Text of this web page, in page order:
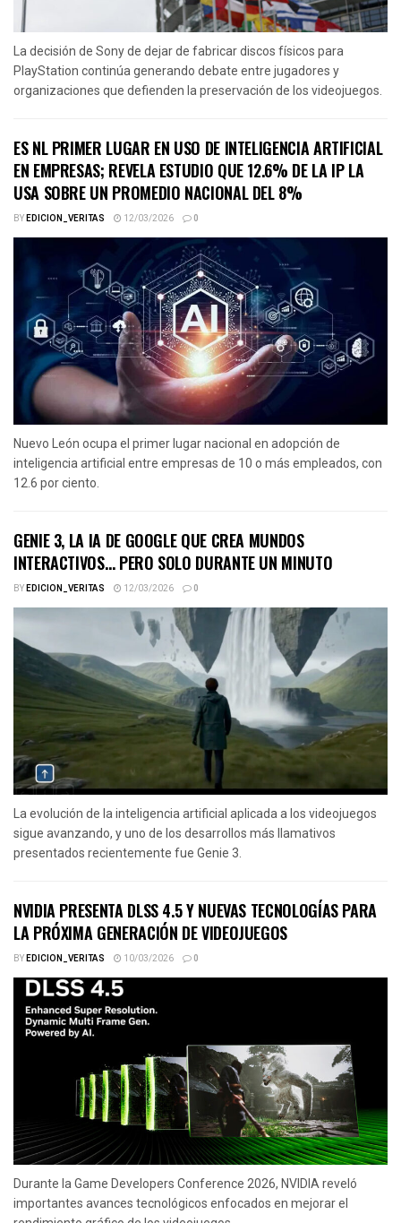
La decisión de Sony de dejar de fabricar discos físicos para
PlayStation continúa generando debate entre jugadores y
organizaciones que defienden la preservación de los videojuegos.
ES NL PRIMER LUGAR EN USO DE INTELIGENCIA ARTIFICIAL
EN EMPRESAS; REVELA ESTUDIO QUE 12.6% DE LA IP LA
USA SOBRE UN PROMEDIO NACIONAL DEL 8%
BYEDICION_VERITAS 12/03/2026 0
Nuevo León ocupa el primer lugar nacional en adopción de
inteligencia artificial entre empresas de 10 o más empleados, con
12.6 por ciento.
GENIE 3, LA IA DE GOOGLE QUE CREA MUNDOS
INTERACTIVOS… PERO SOLO DURANTE UN MINUTO
BYEDICION_VERITAS 12/03/2026 0
La evolución de la inteligencia artificial aplicada a los videojuegos
sigue avanzando, y uno de los desarrollos más llamativos
presentados recientemente fue Genie 3.
NVIDIA PRESENTA DLSS 4.5 Y NUEVAS TECNOLOGÍAS PARA
LA PRÓXIMA GENERACIÓN DE VIDEOJUEGOS
BYEDICION_VERITAS 10/03/2026 0
Durante la Game Developers Conference 2026, NVIDIA reveló
importantes avances tecnológicos enfocados en mejorar el